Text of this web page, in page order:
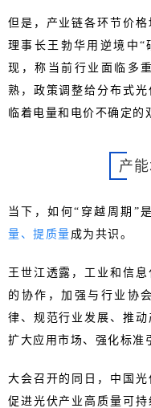
但是，产业链各环节价
理事长王勃华用逆境中“
现，称当前行业面临多
熟，政策调整给分布式
临着电量和电价不确定的
产
当下，如何“穿越周期”
量、提质量成为共识。
王世江透露，工业和信
的协作，加强与行业协
律、规范行业发展、推动
扩大应用市场、强化标准
大会召开的同日，中国
促进光伏产业高质量可